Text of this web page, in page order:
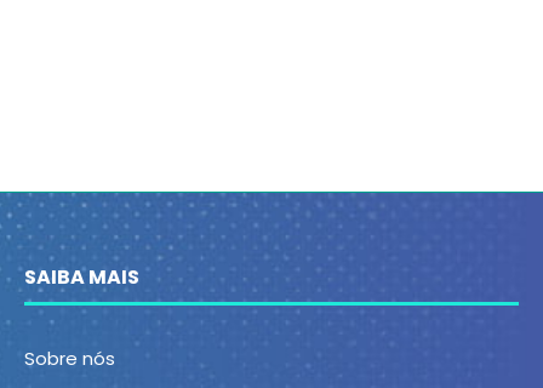
SAIBA MAIS
Sobre nós